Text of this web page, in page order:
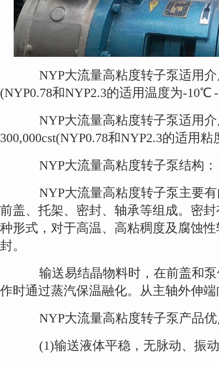
NYP大流量高粘度转子泵适用介
(NYP0.78和NYP2.3的适用温度为-10℃
NYP大流量高粘度转子泵适用介
300,000cst(NYP0.78和NYP2.3的适用粘
NYP大流量高粘度转子泵结构：
NYP大流量高粘度转子泵主要有
前盖、托架、密封、轴承等组成。密
种形式，对于高温、高粘稠度及腐蚀
封。
输送易结晶物料时，在前盖和泵
作时通过蒸汽保温融化。从主轴外伸
NYP大流量高粘度转子泵产品优
(1)输送液体平稳，无脉动、振动